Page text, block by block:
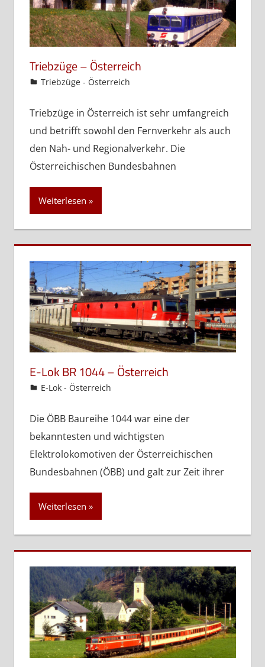
Triebzüge – Österreich
admin
Triebzüge - Österreich
Triebzüge in Österreich ist sehr umfangreich
und betrifft sowohl den Fernverkehr als auch
den Nah- und Regionalverkehr. Die
Österreichischen Bundesbahnen
Weiterlesen
E-Lok BR 1044 – Österreich
admin
E-Lok - Österreich
Die ÖBB Baureihe 1044 war eine der
bekanntesten und wichtigsten
Elektrolokomotiven der Österreichischen
Bundesbahnen (ÖBB) und galt zur Zeit ihrer
Weiterlesen